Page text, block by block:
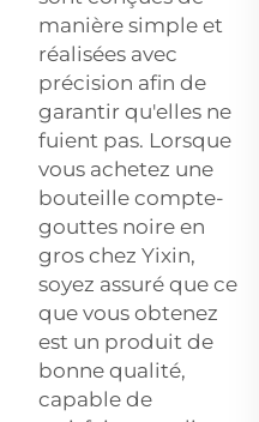
manière simple et
réalisées avec
précision afin de
garantir qu'elles ne
fuient pas. Lorsque
vous achetez une
bouteille compte-
gouttes noire en
gros chez Yixin,
soyez assuré que ce
que vous obtenez
est un produit de
bonne qualité,
capable de